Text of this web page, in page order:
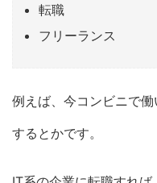
転職
フリーランス
例えば、今コンビニで
するとかです。